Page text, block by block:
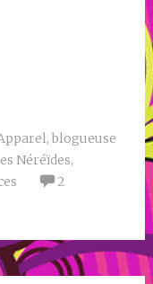
, blogueuse
Néréïdes,
2